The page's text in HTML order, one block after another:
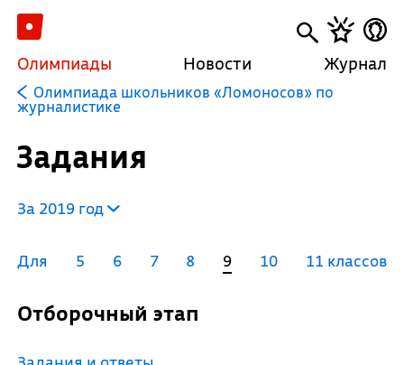
Олимпиады Новости Журнал
Олимпиада школьников «Ломоносов» по
журналистике
Задания
За 2019 год
Для 5 6 7 8 9 10 11 классов
Отборочный этап